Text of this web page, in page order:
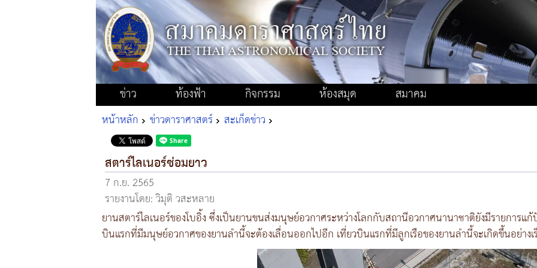
ข่าว ท้องฟ้า กิจกรรม ห้องสมุด สมาคม
หน้าหลัก ข่าวดาราศาสตร์ สะเก็ดข่าว
สตาร์ไลเนอร์ซ่อมยาว
7 ก.ย. 2565
รายงานโดย: วิมุติ วสะหลาย
ยานสตาร์ไลเนอร์ของโบอิ้ง ซึ่งเป็นยานขนส่งมนุษย์อวกาศระหว่างโลกกับสถานีอวกาศนานาชาติยังมีรายการแ
บินแรกที่มีมนุษย์อวกาศของยานลำนี้จะต้องเลื่อนออกไปอีก เที่ยวบินแรกที่มีลูกเรือของยานลำนี้จะเกิดขึ้นอย่าง